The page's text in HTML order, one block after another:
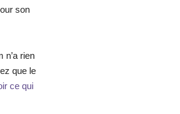
son
n’a rien
que le
ce qui